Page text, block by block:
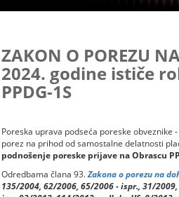
ZAKON O POREZU
2024. godine ističe
PPDG-1S
Poreska uprava podseća poreske
porez na prihod od samostalne delatnosti
podnošenje poreske prijave na Obrascu
Odredbama člana 93.Zakona o porezu na
135/2004, 62/2006, 65/2006 - ispr., 31/